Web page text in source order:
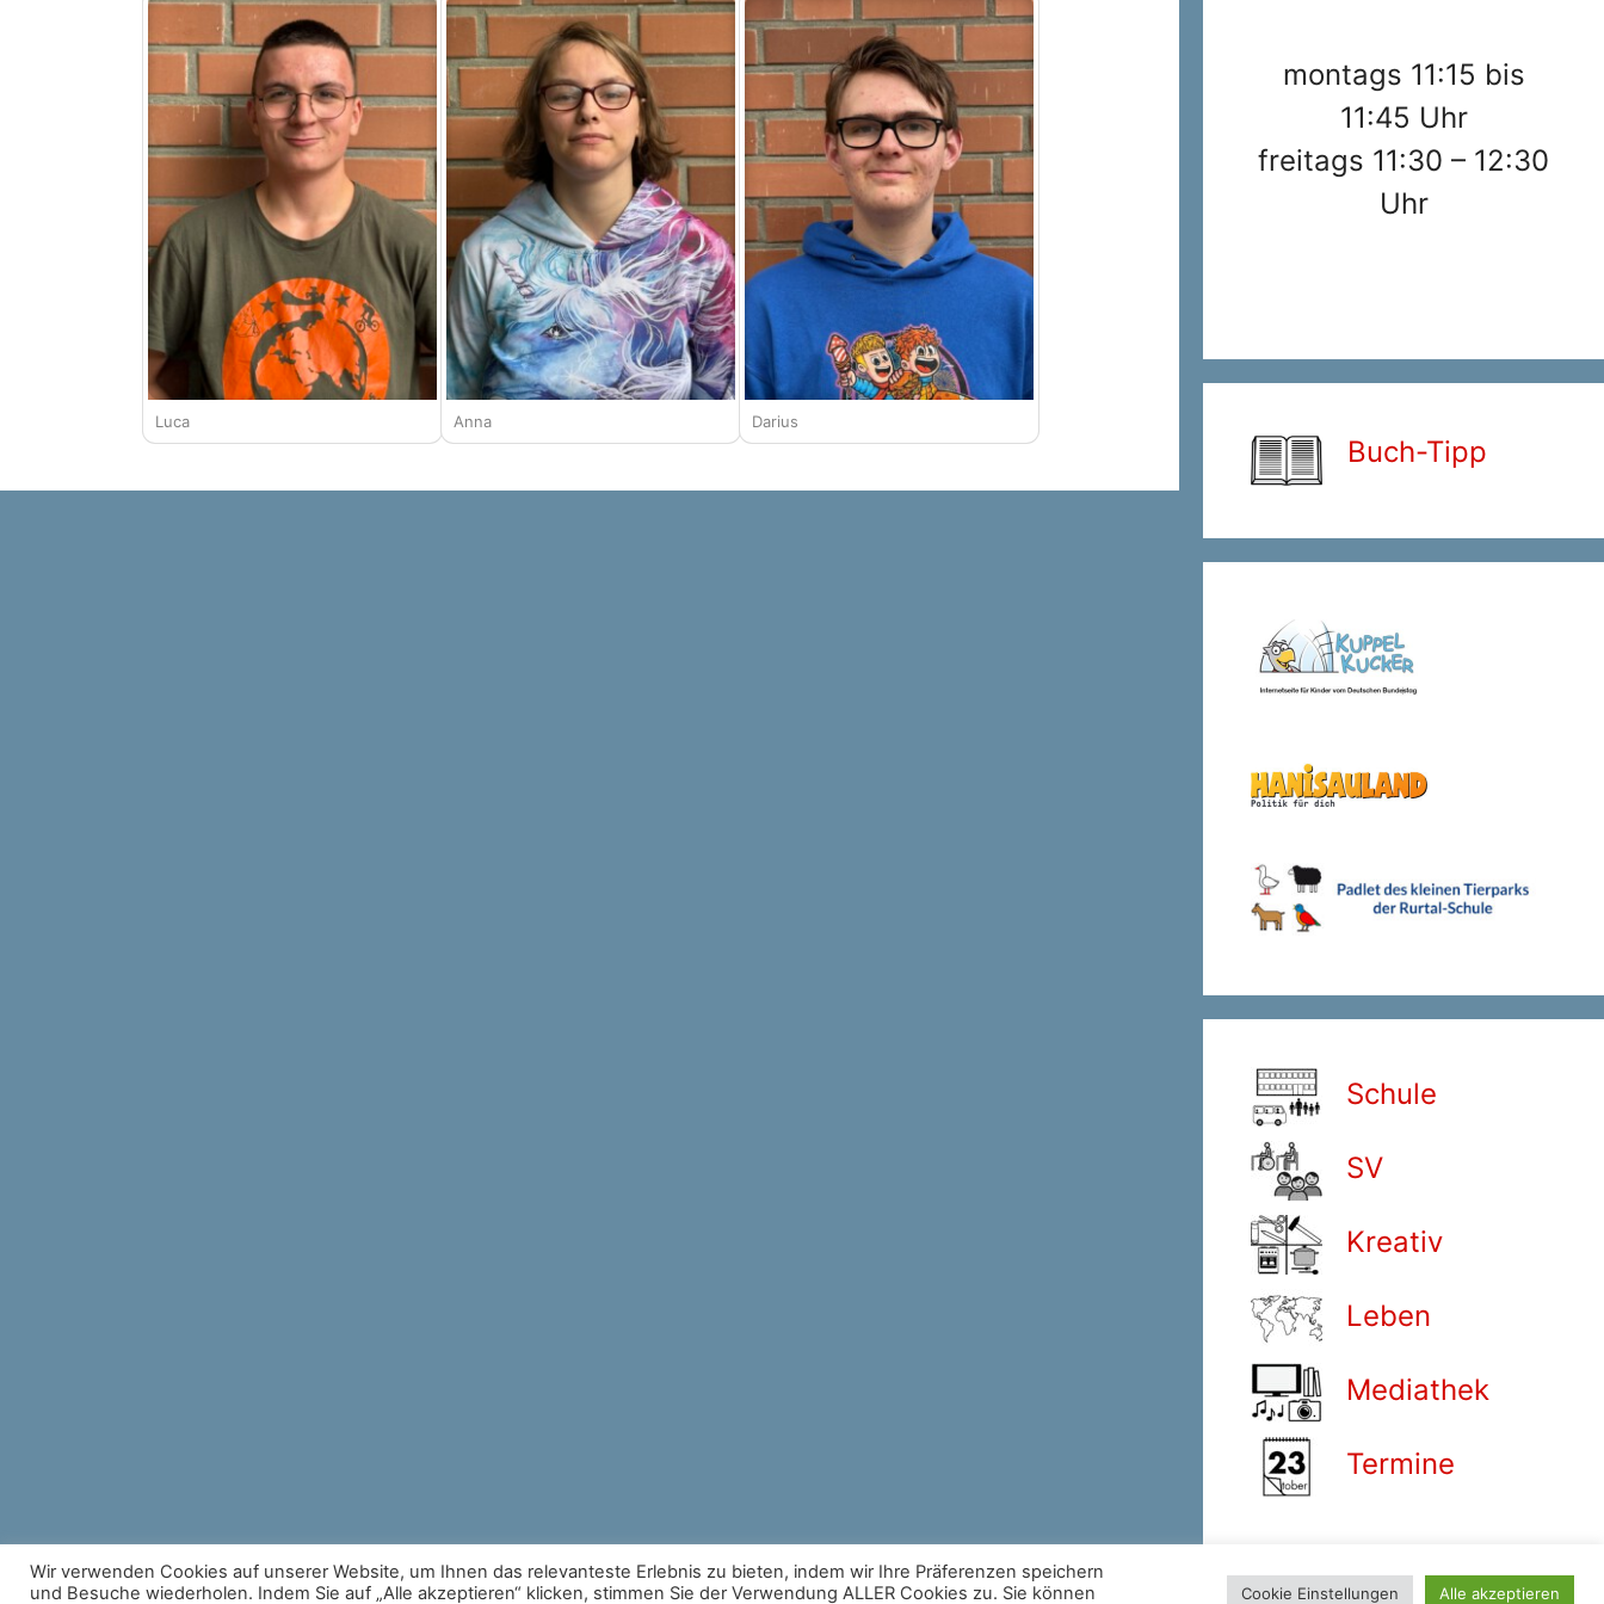
Luca Anna Darius
montags 11:15 bis
11:45 Uhr
freitags 11:30 – 12:30
Uhr
Buch-Tipp
Schule
SV
Kreativ
Leben
Mediathek
Termine
Wir verwenden Cookies auf unserer Website, um Ihnen das relevanteste Erlebnis zu bieten, indem wir Ihre Präferenzen speichern
und Besuche wiederholen. Indem Sie auf „Alle akzeptieren“ klicken, stimmen Sie der Verwendung ALLER Cookies zu. Sie können
Cookie Einstellungen Alle akzeptieren